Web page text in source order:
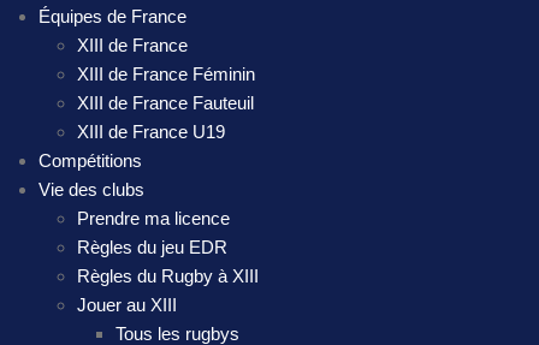
Équipes de France
XIII de France
XIII de France Féminin
XIII de France Fauteuil
XIII de France U19
Compétitions
Vie des clubs
Prendre ma licence
Règles du jeu EDR
Règles du Rugby à XIII
Jouer au XIII
Tous les rugbys